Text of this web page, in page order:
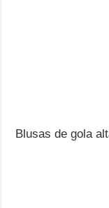
Blusas de gola